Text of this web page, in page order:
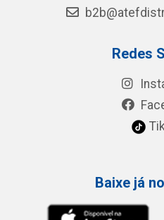
Redes
Baixe já